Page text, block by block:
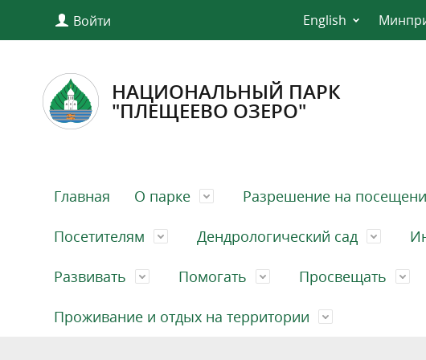
Войти English
НАЦИОНАЛЬНЫЙ ПАРК
"ПЛЕЩЕЕВО ОЗЕРО"
Главная О парке Разрешение на
Посетителям Дендрологический сад
Развивать Помогать Просвещать
Проживание и отдых на территории